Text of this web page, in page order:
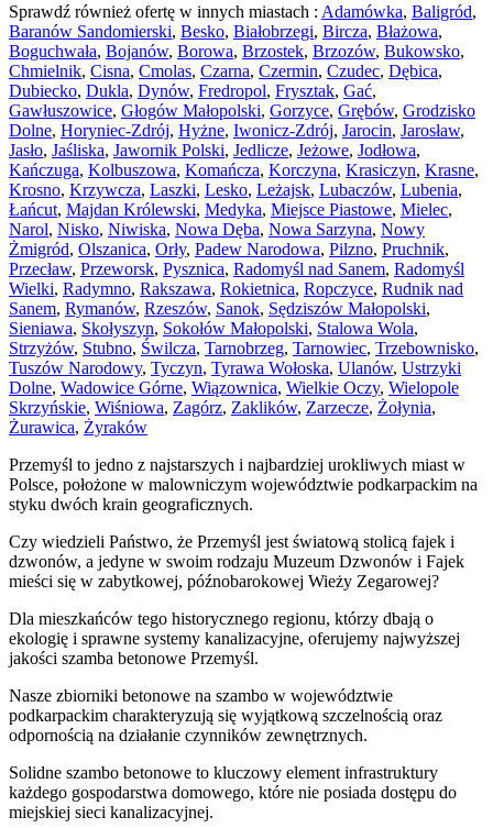
Sprawdź również ofertę w innych miastach : Adamówka, Baligród,
Baranów Sandomierski, Besko, Białobrzegi, Bircza, Błażowa,
Boguchwała, Bojanów, Borowa, Brzostek, Brzozów, Bukowsko,
Chmielnik, Cisna, Cmolas, Czarna, Czermin, Czudec, Dębica,
Dubiecko, Dukla, Dynów, Fredropol, Frysztak, Gać,
Gawłuszowice, Głogów Małopolski, Gorzyce, Grębów, Grodzisko
Dolne, Horyniec-Zdrój, Hyżne, Iwonicz-Zdrój, Jarocin, Jarosław,
Jasło, Jaśliska, Jawornik Polski, Jedlicze, Jeżowe, Jodłowa,
Kańczuga, Kolbuszowa, Komańcza, Korczyna, Krasiczyn, Krasne,
Krosno, Krzywcza, Laszki, Lesko, Leżajsk, Lubaczów, Lubenia,
Łańcut, Majdan Królewski, Medyka, Miejsce Piastowe, Mielec,
Narol, Nisko, Niwiska, Nowa Dęba, Nowa Sarzyna, Nowy
Żmigród, Olszanica, Orły, Padew Narodowa, Pilzno, Pruchnik,
Przecław, Przeworsk, Pysznica, Radomyśl nad Sanem, Radomyśl
Wielki, Radymno, Rakszawa, Rokietnica, Ropczyce, Rudnik nad
Sanem, Rymanów, Rzeszów, Sanok, Sędziszów Małopolski,
Sieniawa, Skołyszyn, Sokołów Małopolski, Stalowa Wola,
Strzyżów, Stubno, Świlcza, Tarnobrzeg, Tarnowiec, Trzebownisko,
Tuszów Narodowy, Tyczyn, Tyrawa Wołoska, Ulanów, Ustrzyki
Dolne, Wadowice Górne, Wiązownica, Wielkie Oczy, Wielopole
Skrzyńskie, Wiśniowa, Zagórz, Zaklików, Zarzecze, Żołynia,
Żurawica, Żyraków
Przemyśl to jedno z najstarszych i najbardziej urokliwych miast w
Polsce, położone w malowniczym województwie podkarpackim na
styku dwóch krain geograficznych.
Czy wiedzieli Państwo, że Przemyśl jest światową stolicą fajek i
dzwonów, a jedyne w swoim rodzaju Muzeum Dzwonów i Fajek
mieści się w zabytkowej, późnobarokowej Wieży Zegarowej?
Dla mieszkańców tego historycznego regionu, którzy dbają o
ekologię i sprawne systemy kanalizacyjne, oferujemy najwyższej
jakości szamba betonowe Przemyśl.
Nasze zbiorniki betonowe na szambo w województwie
podkarpackim charakteryzują się wyjątkową szczelnością oraz
odpornością na działanie czynników zewnętrznych.
Solidne szambo betonowe to kluczowy element infrastruktury
każdego gospodarstwa domowego, które nie posiada dostępu do
miejskiej sieci kanalizacyjnej.